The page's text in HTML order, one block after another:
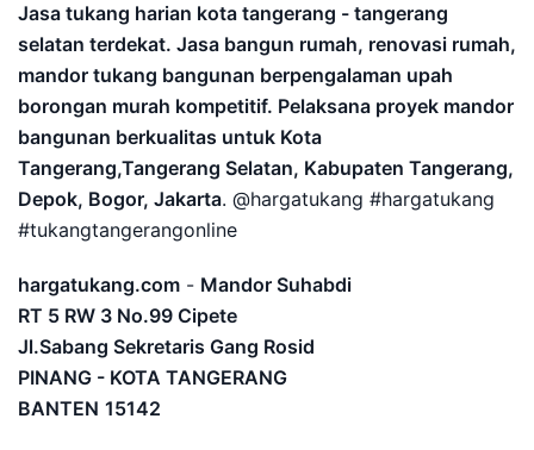
Jasa tukang harian kota tangerang - tangerang
selatan terdekat. Jasa bangun rumah, renovasi rumah,
mandor tukang bangunan berpengalaman upah
borongan murah kompetitif. Pelaksana proyek mandor
bangunan berkualitas untuk Kota
Tangerang,Tangerang Selatan, Kabupaten Tangerang,
Depok, Bogor, Jakarta. @hargatukang #hargatukang
#tukangtangerangonline
hargatukang.com - Mandor Suhabdi
RT 5 RW 3 No.99 Cipete
Jl.Sabang Sekretaris Gang Rosid
PINANG - KOTA TANGERANG
BANTEN 15142